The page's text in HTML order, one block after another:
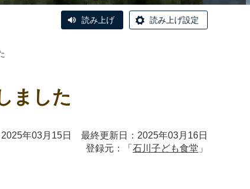
読み上げ 読み上げ設定
ました
年03月15日 最終更新日：2025年03月16日
登録元：「 石川子ども食堂 」